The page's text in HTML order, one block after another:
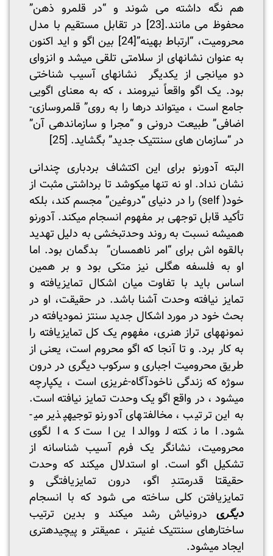
هم نگه داشته می شوند و “در قلمرو ذهن”
محفوظ می مانند.[23]
در تقابل مستقیم با مدل
محرومیت، “ارتباط بهینه”[24]
بین اگو و اید اکنون
به عنوان نشانه­ای از سلامتی تلقی می­شد و انزوای
دو میانجی از یکدیگر نشانه­ای آسیب شناختی
بود. یک اگو واقعاً نیرومند ، که به معنای اگویی
جامع است ، می­تواند درها را به روی” قلمروسازی-
اضافی” طبیعت درونی و “مجرا و سازماندهی آن”
در “سازمان های سنتتیک جدید” بگشاید. [25]
البته آدورنو برای این اکتشاف بردباری چندانی
نشان نداد. او نه تنها می­کوشد تا برداشتی مثبت از
خود( self) را در دنیای “دروغین” مجسم کند، بلکه
تأکید قابل توجهی بر مفهوم انسجام میکند. آدورنو
همیشه نسبت به روند وحدت­بخشی به دلیل تهدید
بالقوه اش برای “امر ناهمسان” بدگمان بود. اما
او به فلسفه هگلی نیز متکی بود و بر همین
اساس باید با تفاوت میان اشکال تمایزیافته و
تمایز نیافته وحدت آشنا باشد. در حقیقت، او در
بحث خود در مورد اشکال جدید سنتز نمودیافته در
نمونه­های تراز هنری، مفهوم یک کل تمایزیافته را
به کار برد. و تا آنجا که اگو محروم است، یعنی از
طریق محرومیت اجباری و سرکوب دیگری در درون
سوژه که زندگی ناخودآگاه-غریزی است ، یکپارچه
می­شود ، در واقع اگو یک وحدت تمایز نیافته است.
به این ترتیب ، مخالفتهای آدورنو توجیه­پذیر می­
شود. اما نکته لووالد این است که الگوی
محرومیت، نشانگر یک فرم آسیب شناسانه از
تشکیل اگو است. او استدلال میکند که وحدت
حقیقتا قدرمتندِ اگو، درون تمایز­یافتگی و
تمایزیافتن کلی ساخته می شود که با انسجام
دیگری درونی­اش رشد می­کند و بدین ترتیب
ساختارهای سنتتیک غنی­تر ، عمیق­تر و پیچیده­تری
ایجاد می­شود.